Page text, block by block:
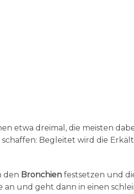
etwa dreimal, die meisten
Begleitet wird die
den Bronchien festsetzen und
an und geht dann in einen